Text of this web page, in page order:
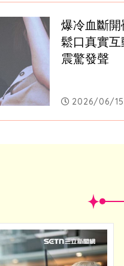
爆冷血斷
鬆口真實
震驚發聲
2026/06/15